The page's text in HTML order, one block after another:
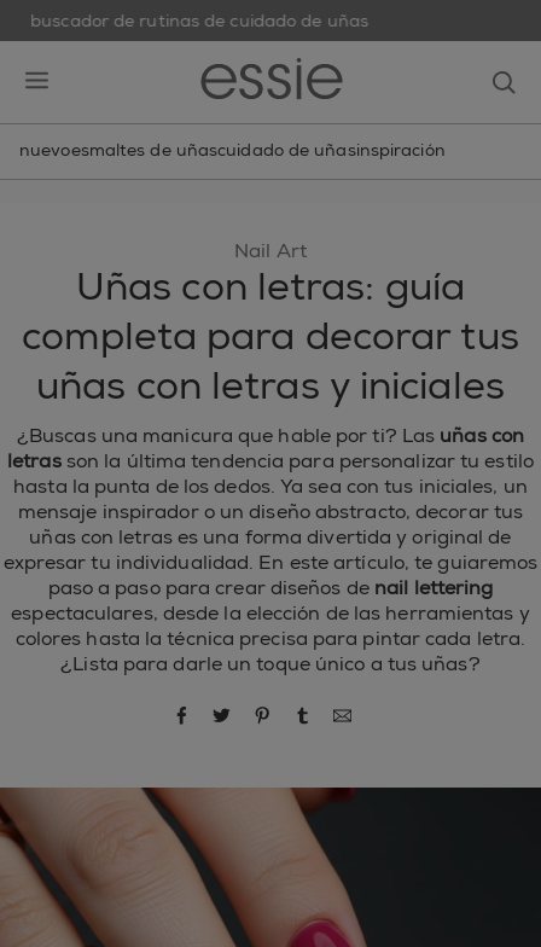
buscador de rutinas de cuidado de uñas
nuevoesmaltes de uñascuidado de uñasinspiración
Nail Art
Uñas con letras: guía
completa para decorar tus
uñas con letras y iniciales
¿Buscas una manicura que hable por ti? Las uñas con
letrasson la última tendencia para personalizar tu estilo
hasta la punta de los dedos. Ya sea con tus iniciales, un
mensaje inspirador o un diseño abstracto, decorar tus
uñas con letras es una forma divertida y original de
expresar tu individualidad. En este artículo, te guiaremos
paso a paso para crear diseños de nail lettering
espectaculares, desde la elección de las herramientas y
colores hasta la técnica precisa para pintar cada letra.
¿Lista para darle un toque único a tus uñas?
compartir por Facebook
compartir por Twitter
compartir por Pinterest
compartir por Tumblr
compartir por